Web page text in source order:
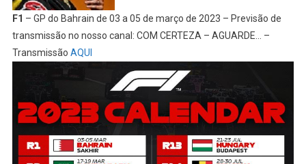
F1 – GP do Bahrain de 03 a 05 de março de 2023 – Previsão de
transmissão no nosso canal: COM CERTEZA – AGUARDE… –
Transmissão AQUI